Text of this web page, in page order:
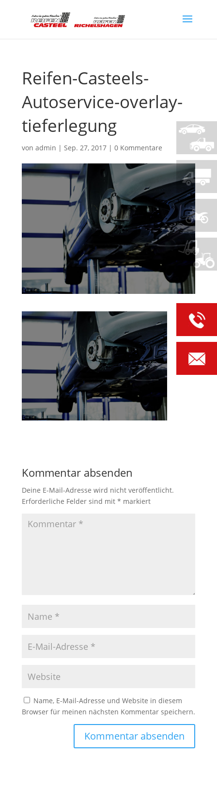
Reifen-Casteels-
Autoservice-overlay-
tieferlegung
von admin | Sep. 27, 2017| 0 Kommentare
Kommentar absenden
Deine E-Mail-Adresse wird nicht veröffentlicht.
Erforderliche Felder sind mit * markiert
Name, E-Mail-Adresse und Website in diesem
Browser für meinen nächsten Kommentar speichern.